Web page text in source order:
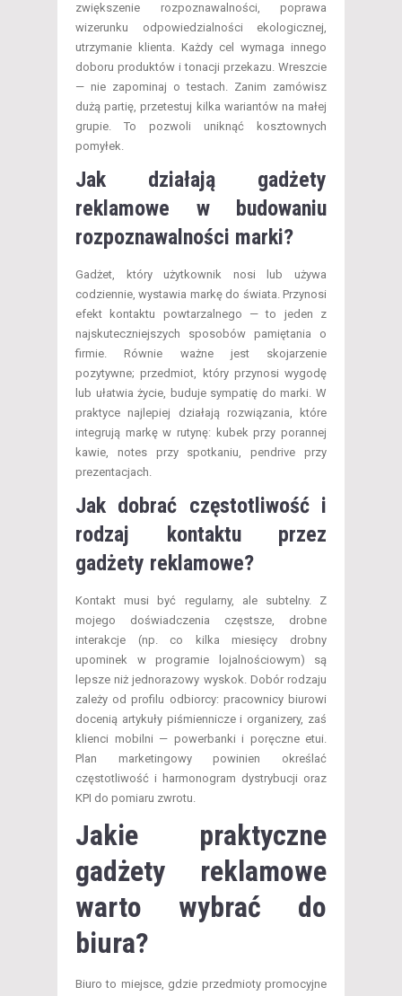
zwiększenie rozpoznawalności, poprawa
wizerunku odpowiedzialności ekologicznej,
utrzymanie klienta. Każdy cel wymaga innego
doboru produktów i tonacji przekazu. Wreszcie
— nie zapominaj o testach. Zanim zamówisz
dużą partię, przetestuj kilka wariantów na małej
grupie. To pozwoli uniknąć kosztownych
pomyłek.
Jak działają gadżety
reklamowe w budowaniu
rozpoznawalności marki?
Gadżet, który użytkownik nosi lub używa
codziennie, wystawia markę do świata. Przynosi
efekt kontaktu powtarzalnego — to jeden z
najskuteczniejszych sposobów pamiętania o
firmie. Równie ważne jest skojarzenie
pozytywne; przedmiot, który przynosi wygodę
lub ułatwia życie, buduje sympatię do marki. W
praktyce najlepiej działają rozwiązania, które
integrują markę w rutynę: kubek przy porannej
kawie, notes przy spotkaniu, pendrive przy
prezentacjach.
Jak dobrać częstotliwość i
rodzaj kontaktu przez
gadżety reklamowe?
Kontakt musi być regularny, ale subtelny. Z
mojego doświadczenia częstsze, drobne
interakcje (np. co kilka miesięcy drobny
upominek w programie lojalnościowym) są
lepsze niż jednorazowy wyskok. Dobór rodzaju
zależy od profilu odbiorcy: pracownicy biurowi
docenią artykuły piśmiennicze i organizery, zaś
klienci mobilni — powerbanki i poręczne etui.
Plan marketingowy powinien określać
częstotliwość i harmonogram dystrybucji oraz
KPI do pomiaru zwrotu.
Jakie praktyczne
gadżety reklamowe
warto wybrać do
biura?
Biuro to miejsce, gdzie przedmioty promocyjne